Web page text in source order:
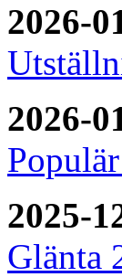
2026-
2026-
2025-
Glänta